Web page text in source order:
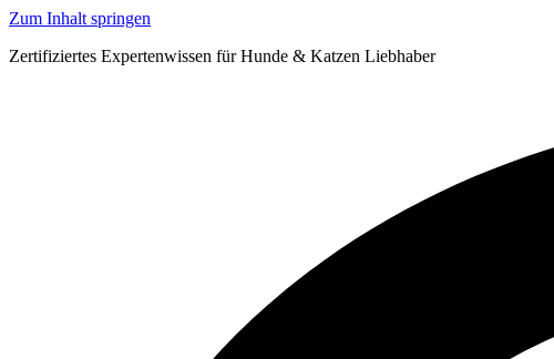
Zum Inhalt springen
Zertifiziertes Expertenwissen für Hunde & Katzen Liebhaber